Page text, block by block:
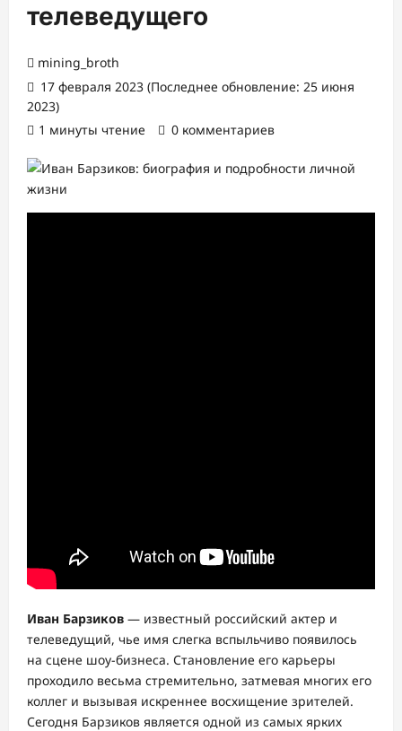
телеведущего
mining_broth
17 февраля 2023 (Последнее обновление: 25 июня
2023)
1 минуты чтение
0 комментариев
Иван Барзиков — известный российский актер и
телеведущий, чье имя слегка вспыльчиво появилось
на сцене шоу-бизнеса. Становление его карьеры
проходило весьма стремительно, затмевая многих его
коллег и вызывая искреннее восхищение зрителей.
Сегодня Барзиков является одной из самых ярких